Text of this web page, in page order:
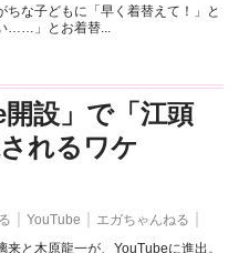
な子どもに「早く着替えて！」と
……」とお着替...
設」で「江頭
れるワケ
YouTube
エガちゃんねる
と木原龍一が、YouTubeに進出。